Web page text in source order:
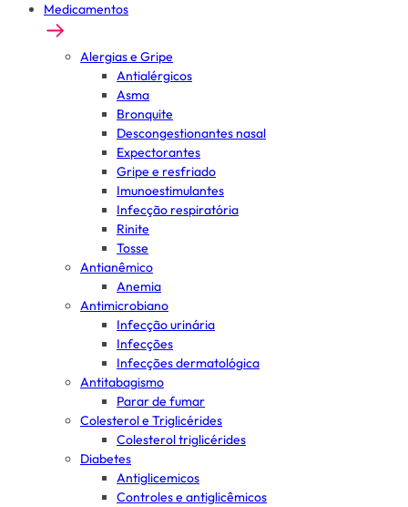
Medicamentos
Alergias e Gripe
Antialérgicos
Asma
Bronquite
Descongestionantes nasal
Expectorantes
Gripe e resfriado
Imunoestimulantes
Infecção respiratória
Rinite
Tosse
Antianêmico
Anemia
Antimicrobiano
Infecção urinária
Infecções
Infecções dermatológica
Antitabagismo
Parar de fumar
Colesterol e Triglicérides
Colesterol triglicérides
Diabetes
Antiglicemicos
Controles e antiglicêmicos